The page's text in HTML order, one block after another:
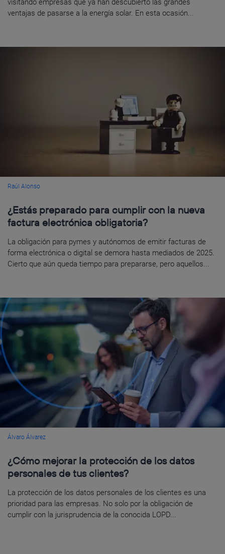
visitando empresas que ya han descubierto las grandes
ventajas de pasarse a la energía solar. En esta ocasión...
Raúl Alonso
¿Estás preparado para cumplir con la nueva
factura electrónica obligatoria?
La obligación para pymes y autónomos de emitir facturas de
forma electrónica o digital se demora hasta mediados de 2025.
Cierto que aún queda tiempo para prepararse, pero aquellos...
Álvaro Álvarez
¿Cómo mejorar la protección de los datos
personales de tus clientes?
La protección de los datos personales de los clientes es una
prioridad para las empresas. No solo por la obligación de
cumplir con la jurisprudencia de la conocida LOPD...